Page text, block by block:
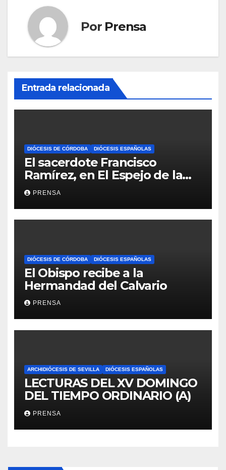
Por Prensa
Entrada relacionada
DIÓCESIS DE CÓRDOBA DIÓCESIS ESPAÑOLAS
El sacerdote Francisco
Ramírez, en El Espejo de la
Iglesia
PRENSA
DIÓCESIS DE CÓRDOBA DIÓCESIS ESPAÑOLAS
El Obispo recibe a la
Hermandad del Calvario
PRENSA
ARCHIDIÓCESIS DE SEVILLA DIÓCESIS ESPAÑOLAS
LECTURAS DEL XV DOMINGO
DEL TIEMPO ORDINARIO (A)
PRENSA